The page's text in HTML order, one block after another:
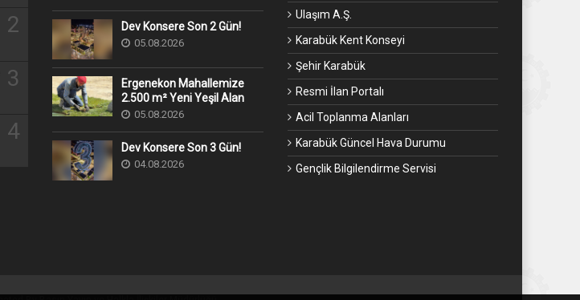
2
3
4
Dev Konsere Son 2️ Gün!
05.08.2026
Ergenekon Mahallemize
2.500 m² Yeni Yeşil Alan
05.08.2026
Dev Konsere Son 3️ Gün!
04.08.2026
Ulaşım A.Ş.
Karabük Kent Konseyi
Şehir Karabük
Resmi İlan Portalı
Acil Toplanma Alanları
Karabük Güncel Hava Durumu
Gençlik Bilgilendirme Servisi